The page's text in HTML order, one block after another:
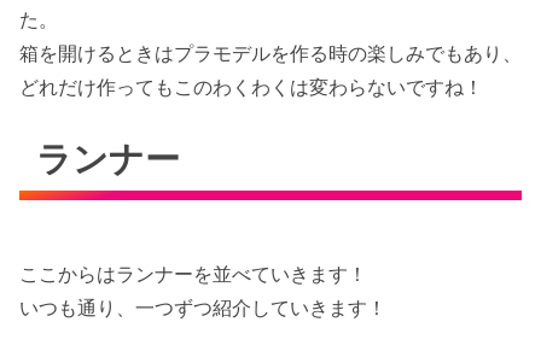
た。
箱を開けるときはプラモデルを作る時の楽しみでもあり、
どれだけ作ってもこのわくわくは変わらないですね！
ランナー
ここからはランナーを並べていきます！
いつも通り、一つずつ紹介していきます！